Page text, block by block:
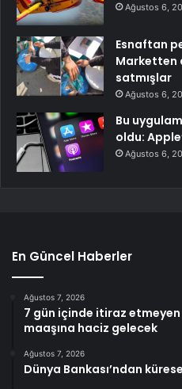
Ağustos 6,
Esnaftan
Marketten
satmışlar
Ağustos 6,
Bu
oldu:
Ağustos 6,
En Güncel Haberler
Ağustos 7, 2026
7 gün içinde itiraz
maaşına haciz gelecek
Ağustos 7, 2026
Dünya Bankası’ndan